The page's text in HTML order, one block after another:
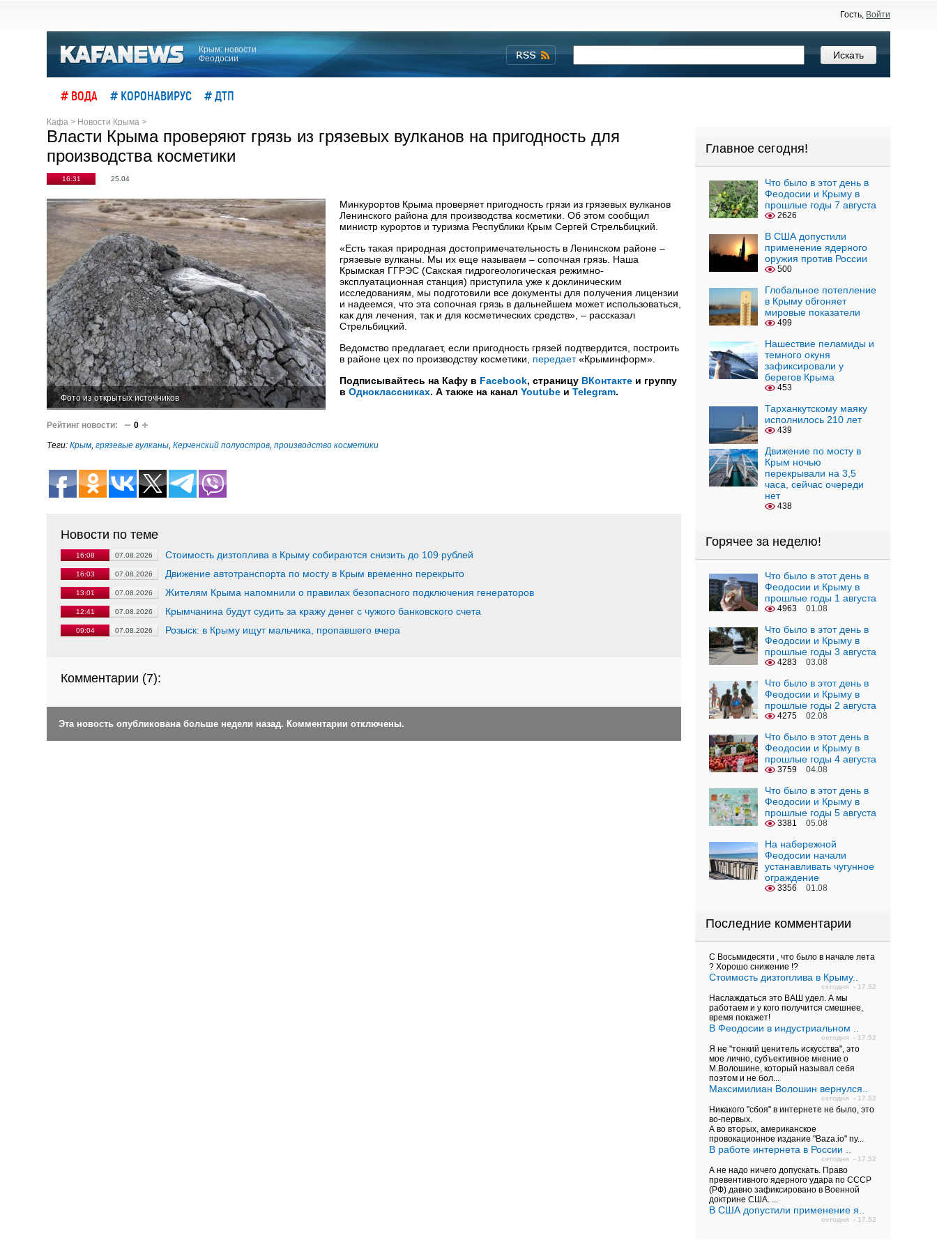
Гость, Войти
Крым: новости
Феодосии
# ВОДА # КОРОНАВИРУС # ДТП
Кафа > Новости Крыма >
Власти Крыма проверяют грязь из грязевых вулканов на пригодность для
производства косметики
16:31 25.04
Фото из открытых источников
Минкурортов Крыма проверяет пригодность грязи из грязевых вулканов
Ленинского района для производства косметики. Об этом сообщил
министр курортов и туризма Республики Крым Сергей Стрельбицкий.
«Есть такая природная достопримечательность в Ленинском районе –
грязевые вулканы. Мы их еще называем – сопочная грязь. Наша
Крымская ГГРЭС (Сакская гидрогеологическая режимно-
эксплуатационная станция) приступила уже к доклиническим
исследованиям, мы подготовили все документы для получения лицензии
и надеемся, что эта сопочная грязь в дальнейшем может использоваться,
как для лечения, так и для косметических средств», – рассказал
Стрельбицкий.
Ведомство предлагает, если пригодность грязей подтвердится, построить
в районе цех по производству косметики, передает«Крыминформ».
Подписывайтесь на Кафу в Facebook, страницу ВКонтакте и группу
в Одноклассниках. А также на канал Youtube и Telegram.
Рейтинг новости: 0
Теги: Крым, грязевые вулканы, Керченский полуостров, производство косметики
Новости по теме
16:08 07.08.2026 Стоимость дизтоплива в Крыму собираются снизить до 109 рублей
16:03 07.08.2026 Движение автотранспорта по мосту в Крым временно перекрыто
13:01 07.08.2026 Жителям Крыма напомнили о правилах безопасного подключения генераторов
12:41 07.08.2026 Крымчанина будут судить за кражу денег с чужого банковского счета
09:04 07.08.2026 Розыск: в Крыму ищут мальчика, пропавшего вчера
Комментарии (7):
Эта новость опубликована больше недели назад. Комментарии отключены.
Главное сегодня!
Что было в этот день в
Феодосии и Крыму в
прошлые годы 7 августа
2626
В США допустили
применение ядерного
оружия против России
500
Глобальное потепление
в Крыму обгоняет
мировые показатели
499
Нашествие пеламиды и
темного окуня
зафиксировали у
берегов Крыма
453
Тарханкутскому маяку
исполнилось 210 лет
439
Движение по мосту в
Крым ночью
перекрывали на 3,5
часа, сейчас очереди
нет
438
Горячее за неделю!
Что было в этот день в
Феодосии и Крыму в
прошлые годы 1 августа
4963 01.08
Что было в этот день в
Феодосии и Крыму в
прошлые годы 3 августа
4283 03.08
Что было в этот день в
Феодосии и Крыму в
прошлые годы 2 августа
4275 02.08
Что было в этот день в
Феодосии и Крыму в
прошлые годы 4 августа
3759 04.08
Что было в этот день в
Феодосии и Крыму в
прошлые годы 5 августа
3381 05.08
На набережной
Феодосии начали
устанавливать чугунное
ограждение
3356 01.08
Последние комментарии
С Восьмидесяти , что было в начале лета
? Хорошо снижение !?
Стоимость дизтоплива в Крыму..
сегодня - 17.52
Наслаждаться это ВАШ удел. А мы
работаем и у кого получится смешнее,
время покажет!
В Феодосии в индустриальном ..
сегодня - 17.52
Я не "тонкий ценитель искусства", это
мое лично, субъективное мнение о
М.Волошине, который называл себя
поэтом и не бол...
Максимилиан Волошин вернулся..
сегодня - 17.52
Никакого "сбоя" в интернете не было, это
во-первых.
А во вторых, американское
провокационное издание "Baza.io" пу...
В работе интернета в России ..
сегодня - 17.52
А не надо ничего допускать. Право
превентивного ядерного удара по СССР
(РФ) давно зафиксировано в Военной
доктрине США. ...
В США допустили применение я..
сегодня - 17.52